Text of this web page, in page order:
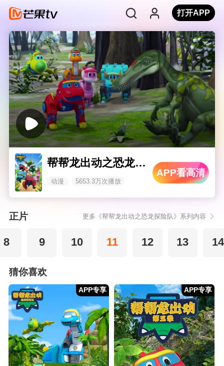
打开APP
帮帮龙出动之恐龙探险队 第二季
动漫 5653.3万次播放
APP看高清
正片 更多《帮帮龙出动之恐龙探险队》系列内容
8 9 10 11 12 13 14
猜你喜欢
APP专享 APP专享